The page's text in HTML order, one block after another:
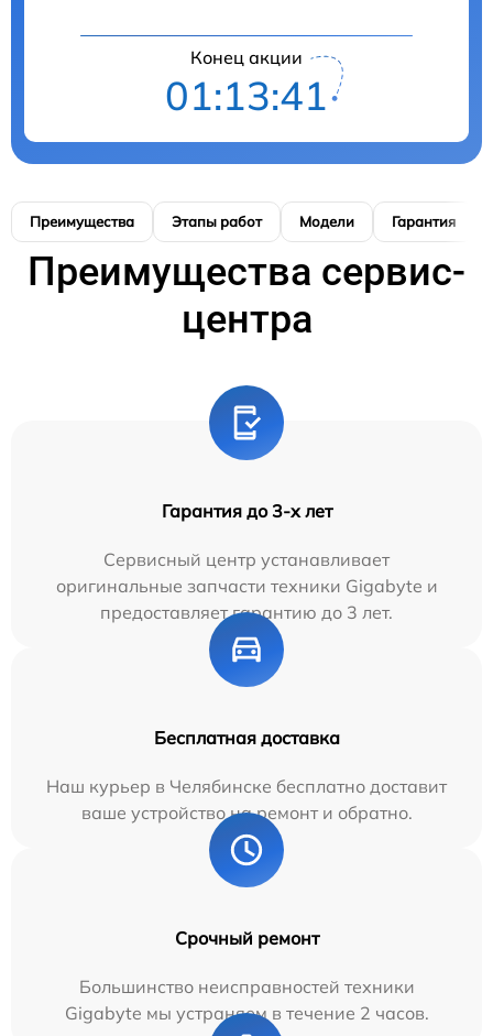
Конец акции
01:13:40
Преимущества Этапы работ Модели Гарантия
Преимущества сервис-
центра
Гарантия до 3-х лет
Сервисный центр устанавливает
оригинальные запчасти техники Gigabyte и
предоставляет гарантию до 3 лет.
Бесплатная доставка
Наш курьер в Челябинске бесплатно доставит
ваше устройство на ремонт и обратно.
Срочный ремонт
Большинство неисправностей техники
Gigabyte мы устраняем в течение 2 часов.